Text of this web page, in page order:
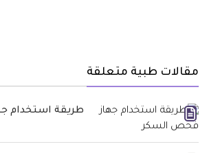
مقالات طبية متعلقة
طريقة استخدام